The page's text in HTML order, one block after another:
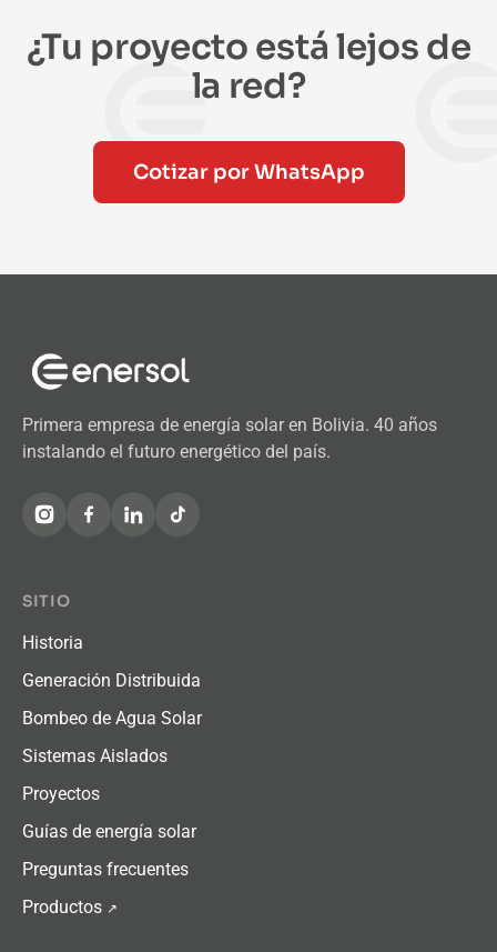
¿Tu proyecto está lejos de
la red?
Cotizar por WhatsApp
Primera empresa de energía solar en Bolivia. 40 años
instalando el futuro energético del país.
SITIO
Historia
Generación Distribuida
Bombeo de Agua Solar
Sistemas Aislados
Proyectos
Guías de energía solar
Preguntas frecuentes
Productos ↗